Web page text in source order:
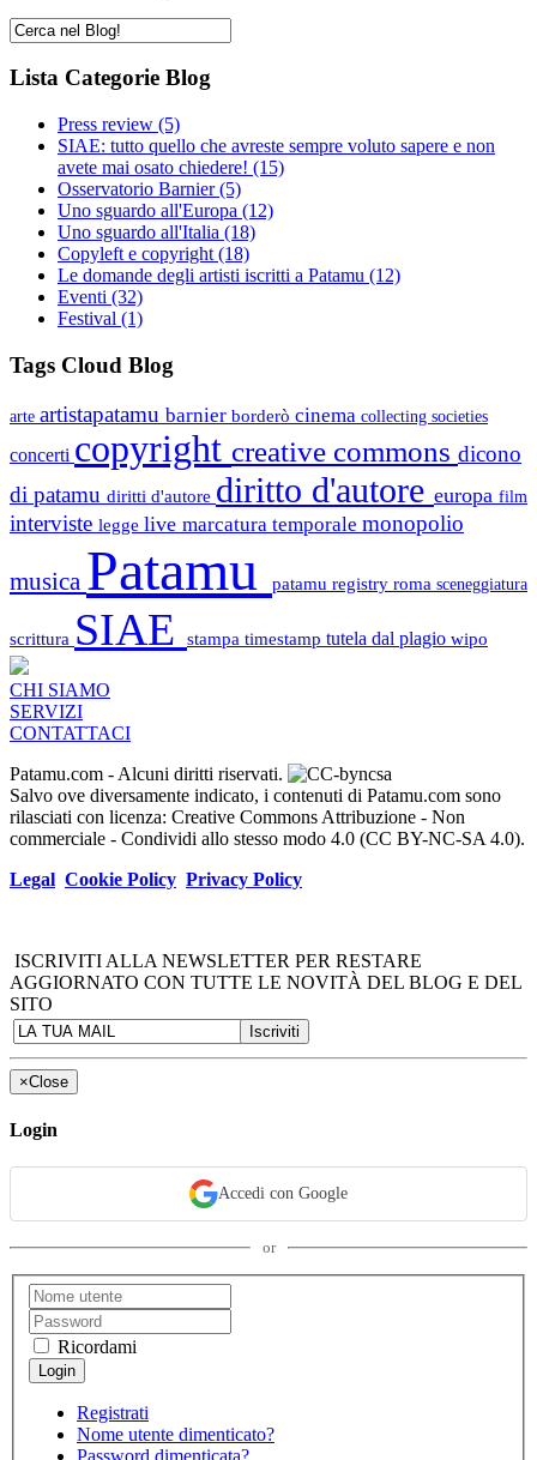
Lista Categorie Blog
Press review (5)
SIAE: tutto quello che avreste sempre voluto sapere e non
avete mai osato chiedere! (15)
Osservatorio Barnier(5)
Uno sguardo all'Europa (12)
Uno sguardo all'Italia (18)
Copyleft e copyright (18)
Le domande degli artisti iscritti a Patamu (12)
Eventi (32)
Festival (1)
Tags Cloud Blog
arte artistapatamu barnier borderò cinema collecting societies
concerti copyright creative commons dicono
di patamu diritti d'autore diritto d'autore europa film
interviste legge live marcatura temporale monopolio
musica Patamu patamu registry roma sceneggiatura
scrittura SIAE stampa timestamp tutela dal plagio wipo
CHI SIAMO
SERVIZI
CONTATTACI
Patamu.com - Alcuni diritti riservati.
Salvo ove diversamente indicato, i contenuti di Patamu.com sono
rilasciati con licenza: Creative Commons Attribuzione - Non
commerciale - Condividi allo stesso modo 4.0 (CC BY-NC-SA 4.0).
Legal Cookie Policy Privacy Policy
ISCRIVITI ALLA NEWSLETTER PER RESTARE
AGGIORNATO CON TUTTE LE NOVITÀ DEL BLOG E DEL
SITO
×Close
Login
Accedi con Google
or
Ricordami
Registrati
Nome utente dimenticato?
Password dimenticata?